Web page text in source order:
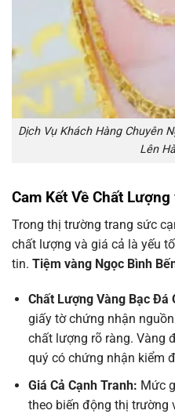
Dịch Vụ Khách Hàng Chuyên
Lên
Cam Kết Về Chất
Trong thị trường trang sức
chất lượng và giá cả là yếu
tin. Tiệm vàng Ngọc Bình
Chất Lượng Vàng Bạc Đá
giấy tờ chứng nhận
chất lượng rõ ràng. Vàng
quý có chứng nhận kiểm
Giá Cả Cạnh Tranh: Mức
theo biến động thị trường